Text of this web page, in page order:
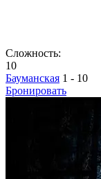
Сложность:
10
Бауманская 1 - 10
Бронировать